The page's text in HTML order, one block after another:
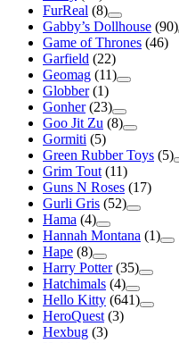
FurReal (8)
Gabby’s Dollhouse (90)
Game of Thrones (46)
Garfield (22)
Geomag (11)
Globber (1)
Gonher (23)
Goo Jit Zu (8)
Gormiti (5)
Green Rubber Toys (5)
Grim Tout (11)
Guns N Roses (17)
Gurli Gris (52)
Hama (4)
Hannah Montana (1)
Hape (8)
Harry Potter (35)
Hatchimals (4)
Hello Kitty (641)
HeroQuest (3)
Hexbug (3)